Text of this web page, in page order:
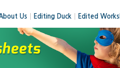
Us Editing Duck Edited